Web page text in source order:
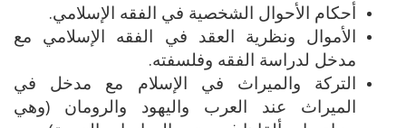
أحكام الأحوال الشخصية في الفقه الإسلامي.
الأموال ونظرية العقد في الفقه الإسلامي مع
مدخل لدراسة الفقه وفلسفته.
التركة والميراث في الإسلام مع مدخل في
الميراث عند العرب واليهود والرومان (وهي